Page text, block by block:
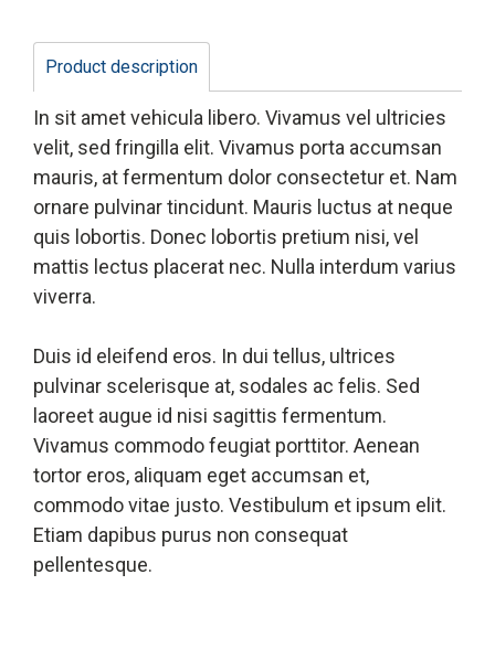
Product description
In sit amet vehicula libero. Vivamus vel ultricies
velit, sed fringilla elit. Vivamus porta accumsan
mauris, at fermentum dolor consectetur et. Nam
ornare pulvinar tincidunt. Mauris luctus at neque
quis lobortis. Donec lobortis pretium nisi, vel
mattis lectus placerat nec. Nulla interdum varius
viverra.
Duis id eleifend eros. In dui tellus, ultrices
pulvinar scelerisque at, sodales ac felis. Sed
laoreet augue id nisi sagittis fermentum.
Vivamus commodo feugiat porttitor. Aenean
tortor eros, aliquam eget accumsan et,
commodo vitae justo. Vestibulum et ipsum elit.
Etiam dapibus purus non consequat
pellentesque.